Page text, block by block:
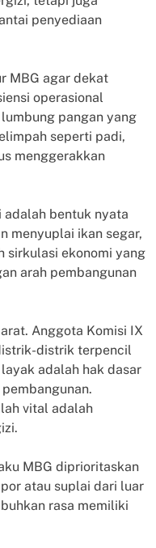
penyediaan
MBG agar dekat
operasional
pangan yang
seperti padi,
menggerakkan
adalah bentuk nyata
menyuplai ikan segar,
sirkulasi ekonomi yang
arah pembangunan
Anggota Komisi IX
distrik terpencil
adalah hak dasar
vital adalah
MBG diprioritaskan
atau suplai dari luar
rasa memiliki